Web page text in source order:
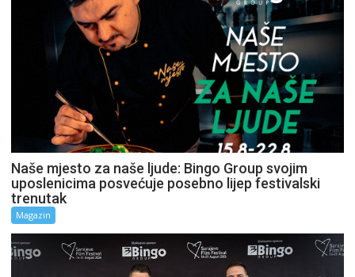
Naše mjesto za naše ljude: Bingo Group svojim
uposlenicima posvećuje posebno lijep festivalski
trenutak
Magazin